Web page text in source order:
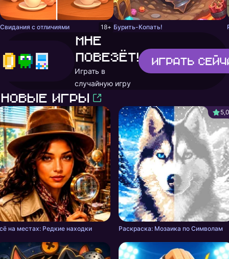
Свидания с отличиями 18+ Бурить-Копать!
Мне
повезёт!
Играть в
случайную игру
Играть
Новые игры
на местах: Редкие находки
5,0
Раскраска: Мозаика по Символам